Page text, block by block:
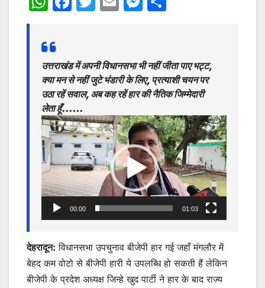
at
s
A
p
p
e
b
o
o
k
er l
s
e
n
g
er
e
उत्तराखंड में अपनी विधानसभा भी नहीं जीता पाए भट्ट,
क्या मन से नहीं जुटे भंडारी के लिए, प्रत्याशी चयन पर
उठा रहें सवाल, अब कह रहें हार की नैतिक जिम्मेदारी
लेता हूँ……
Video
Player
00:00 01:03
देहरादून: विधानसभा उपचुनाव बीजेपी हार गई जहाँ मंगलौर में
बेहद कम वोटो से बीजेपी हारी ये उपलब्धि हो सकती हैं लेकिन
बीजेपी के प्रदेश अध्यक्ष जिन्हे खुद पार्टी ने हार के बाद राज्य